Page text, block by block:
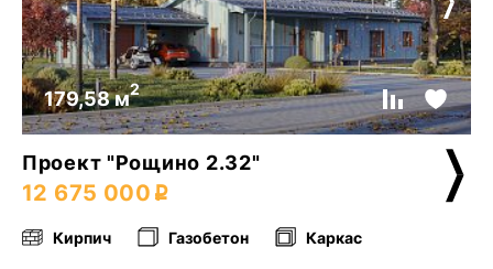
179,58 м2
Проект "Рощино 2.32"
12 675 000
Кирпич Газобетон Каркас